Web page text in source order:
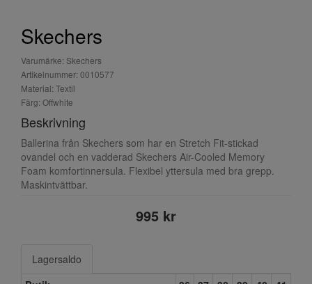
Skechers
Varumärke: Skechers
Artikelnummer: 0010577
Material: Textil
Färg: Offwhite
Beskrivning
Ballerina från Skechers som har en Stretch Fit-stickad
ovandel och en vadderad Skechers Air-Cooled Memory
Foam komfortinnersula. Flexibel yttersula med bra grepp.
Maskintvättbar.
995 kr
Lagersaldo